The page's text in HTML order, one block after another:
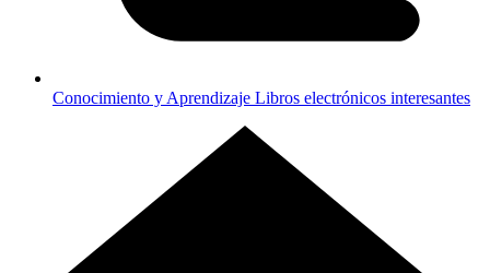
Conocimiento y Aprendizaje Libros electrónicos interesantes